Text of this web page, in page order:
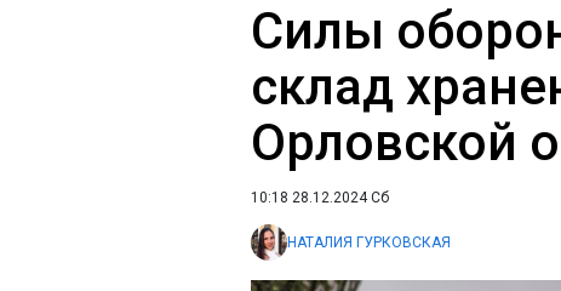
Силы
склад
Орловской
10:18 28.12.2024 Сб
НАТАЛИЯ ГУРКОВСКАЯ